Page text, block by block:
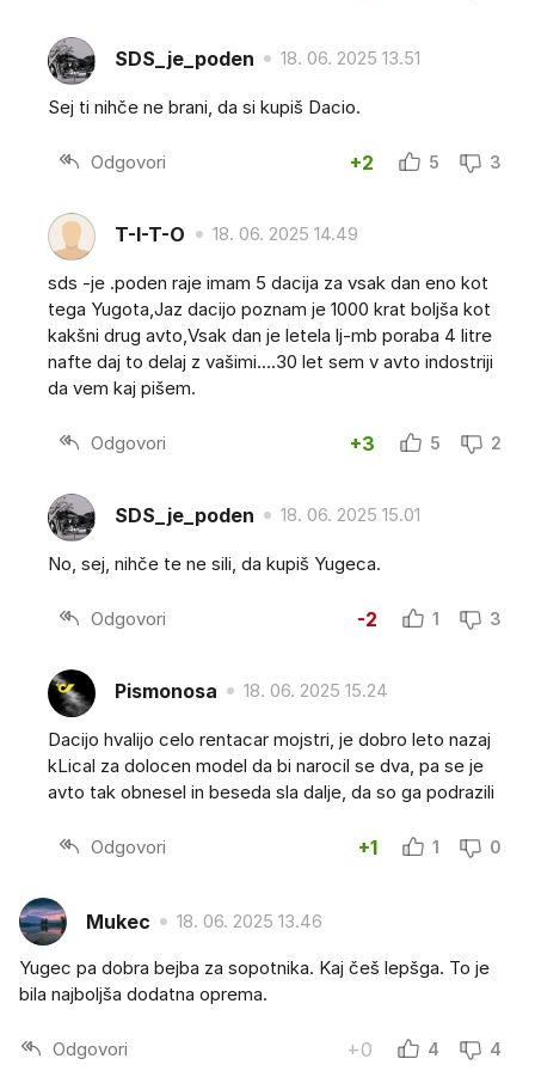
SDS_je_poden 18. 06. 2025 13.51
Sej ti nihče ne brani, da si kupiš Dacio.
Odgovori +2 5 3
T-I-T-O 18. 06. 2025 14.49
sds -je .poden raje imam 5 dacija za vsak dan eno kot
tega Yugota,Jaz dacijo poznam je 1000 krat boljša kot
kakšni drug avto,Vsak dan je letela lj-mb poraba 4 litre
nafte daj to delaj z vašimi....30 let sem v avto indostriji
da vem kaj pišem.
Odgovori +3 5 2
SDS_je_poden 18. 06. 2025 15.01
No, sej, nihče te ne sili, da kupiš Yugeca.
Odgovori -2 1 3
Pismonosa 18. 06. 2025 15.24
Dacijo hvalijo celo rentacar mojstri, je dobro leto nazaj
kLical za dolocen model da bi narocil se dva, pa se je
avto tak obnesel in beseda sla dalje, da so ga podrazili
Odgovori +1 1 0
Mukec 18. 06. 2025 13.46
Yugec pa dobra bejba za sopotnika. Kaj češ lepšga. To je
bila najboljša dodatna oprema.
Odgovori +0 4 4